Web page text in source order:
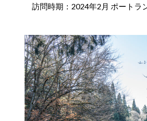
訪問時期：2024年2月 ポートラ